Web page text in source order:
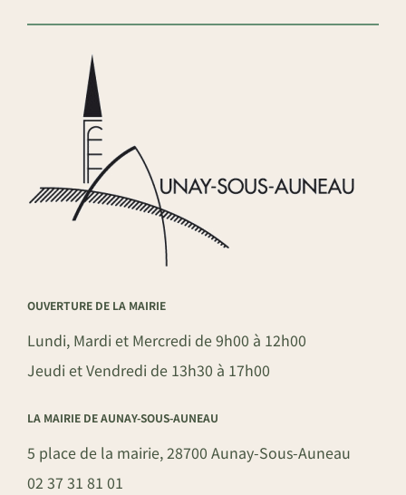
OUVERTURE DE LA MAIRIE
Lundi, Mardi et Mercredi de 9h00 à 12h00
Jeudi et Vendredi de 13h30 à 17h00
LA MAIRIE DE AUNAY-SOUS-AUNEAU
5 place de la mairie, 28700 Aunay-Sous-Auneau
02 37 31 81 01